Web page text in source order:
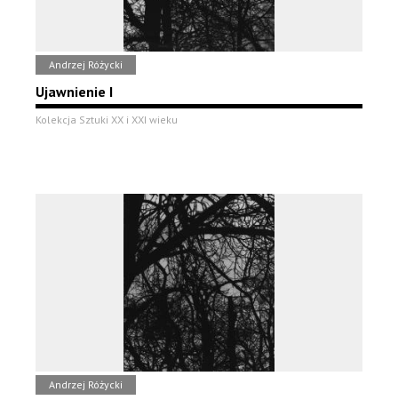
Andrzej Różycki
Ujawnienie I
Kolekcja Sztuki XX i XXI wieku
Andrzej Różycki